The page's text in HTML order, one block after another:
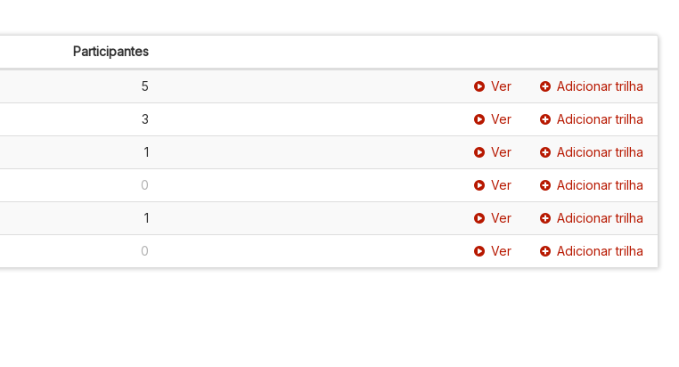
Participantes
5 Ver Adicionar trilha
3 Ver Adicionar trilha
1 Ver Adicionar trilha
0 Ver Adicionar trilha
1 Ver Adicionar trilha
0 Ver Adicionar trilha